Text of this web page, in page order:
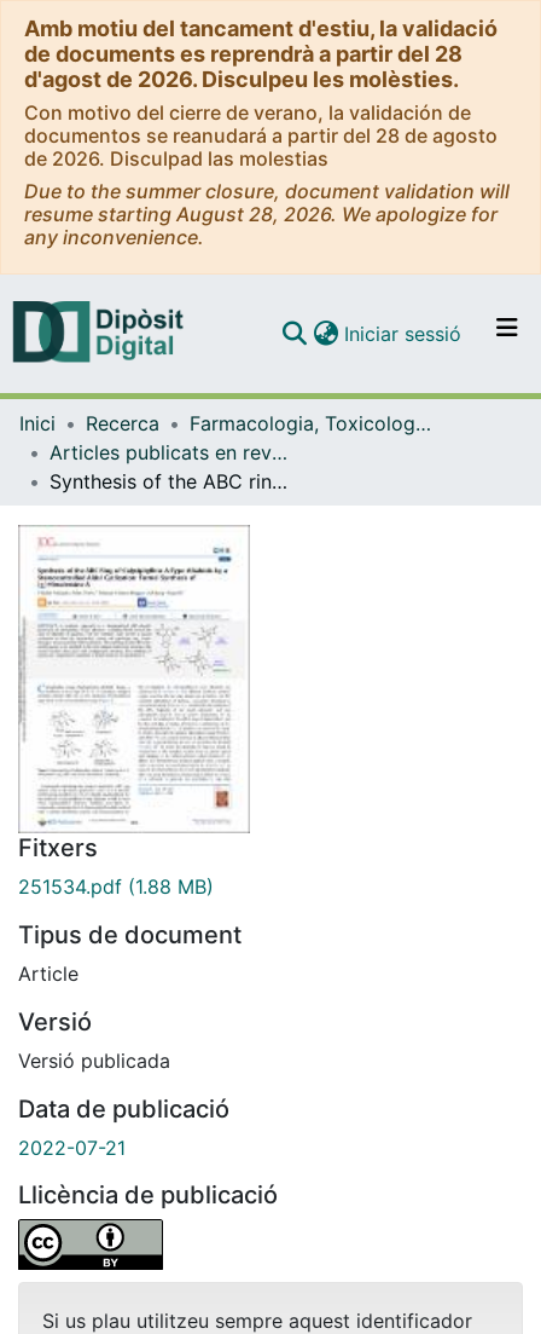
Amb motiu del tancament d'estiu, la validació
de documents es reprendrà a partir del 28
d'agost de 2026. Disculpeu les molèsties.
Con motivo del cierre de verano, la validación de
documentos se reanudará a partir del 28 de agosto
de 2026. Disculpad las molestias
Due to the summer closure, document validation will
resume starting August 28, 2026. We apologize for
any inconvenience.
Navega per tot el DD
Com publicar
Iniciar sessió (current)
Inici Recerca
Farmacologia, Toxicologia i Química Terapèutica
Articles publicats en revistes (Farmacologia, Toxicologia i Química Terapèutica)
Synthesis of the ABC ring of calyciphylline A-type alkaloids by a stereocontrolled aldol cyclization: Formal synthesis of (±)-Himalensine A
Fitxers
251534.pdf (1.88 MB)
Tipus de document
Article
Versió
Versió publicada
Data de publicació
2022-07-21
Llicència de publicació
Si us plau utilitzeu sempre aquest identificador